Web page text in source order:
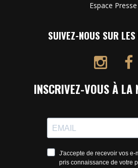
Espace Presse
SUIVEZ-NOUS SUR
INSCRIVEZ-VOUS À LA
J'accepte de recevoir vos
pris connaissance de votre